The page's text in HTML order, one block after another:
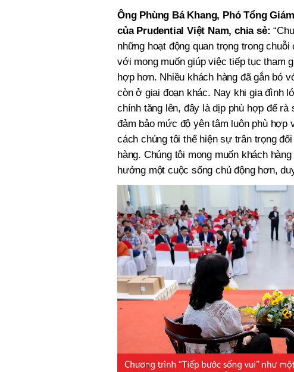
Ông Phùng Bá Khang, Phó Tổng
của Prudential Việt Nam, chia sẻ:
những hoạt động quan trọng trong
với mong muốn giúp việc tiếp tục tham
hợp hơn. Nhiều khách hàng đã gắn bó
còn ở giai đoạn khác. Nay khi gia đình
chính tăng lên, đây là dịp phù hợp để rà
đảm bảo mức độ yên tâm luôn phù
cách chúng tôi thể hiện sự trân trọng
hàng. Chúng tôi mong muốn khách
hưởng một cuộc sống chủ động hơn,